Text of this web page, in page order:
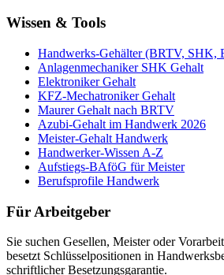
Wissen & Tools
Handwerks-Gehälter (BRTV, SHK,
Anlagenmechaniker SHK Gehalt
Elektroniker Gehalt
KFZ-Mechatroniker Gehalt
Maurer Gehalt nach BRTV
Azubi-Gehalt im Handwerk 2026
Meister-Gehalt Handwerk
Handwerker-Wissen A-Z
Aufstiegs-BAföG für Meister
Berufsprofile Handwerk
Für Arbeitgeber
Sie suchen Gesellen, Meister oder
besetzt Schlüsselpositionen in
schriftlicher Besetzungsgarantie.